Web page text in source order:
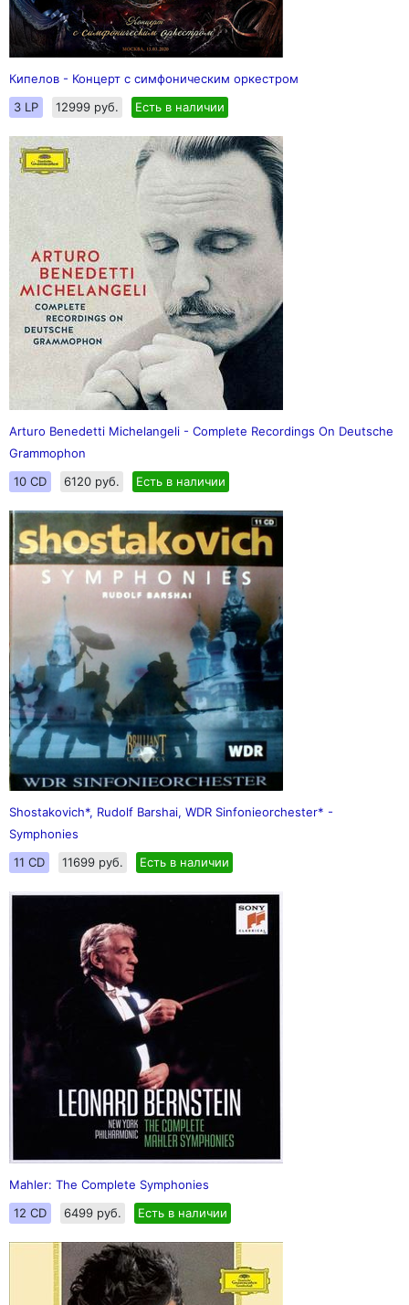
Кипелов - Концерт с симфоническим оркестром
3 LP
12999 руб. Есть в наличии
Arturo Benedetti Michelangeli - Complete Recordings On Deutsche
Grammophon
10 CD
6120 руб. Есть в наличии
Shostakovich*, Rudolf Barshai, WDR Sinfonieorchester* -
Symphonies
11 CD
11699 руб. Есть в наличии
Mahler: The Complete Symphonies
12 CD
6499 руб. Есть в наличии